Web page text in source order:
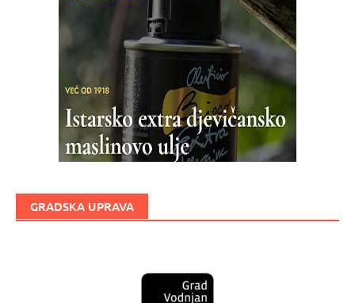
GRADSKA UPRAVA